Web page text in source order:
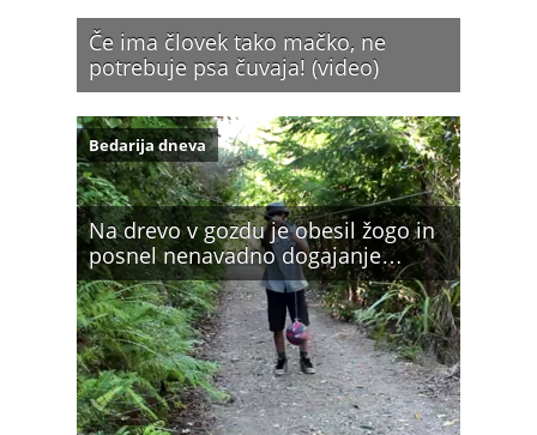
Če ima človek tako mačko, ne
potrebuje psa čuvaja! (video)
Na drevo v gozdu je obesil žogo in
posnel nenavadno dogajanje…
Bedarija dneva